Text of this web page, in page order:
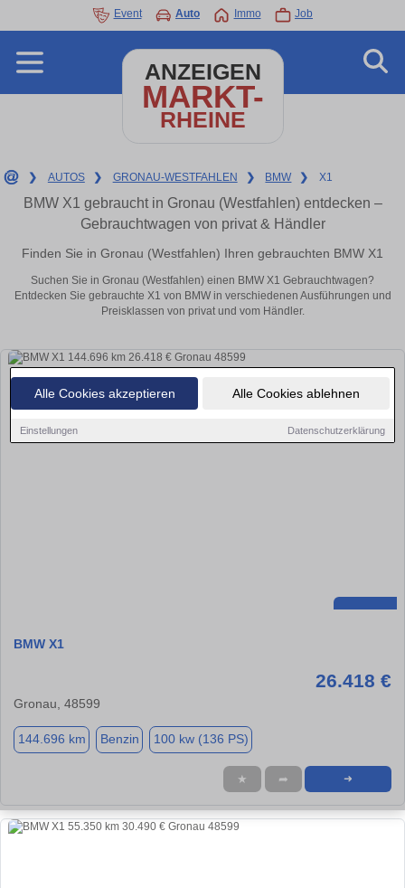
Alle Cookies akzeptieren Alle Cookies ablehnen
Einstellungen Datenschutzerklärung
Event Auto Immo Job
ANZEIGEN
MARKT-
RHEINE
❯ AUTOS ❯ GRONAU-WESTFAHLEN ❯ BMW ❯ X1
BMW X1 gebraucht in Gronau (Westfahlen) entdecken –
Gebrauchtwagen von privat & Händler
Finden Sie in Gronau (Westfahlen) Ihren gebrauchten BMW X1
Suchen Sie in Gronau (Westfahlen) einen BMW X1 Gebrauchtwagen?
Entdecken Sie gebrauchte X1 von BMW in verschiedenen Ausführungen und
Preisklassen von privat und vom Händler.
BMW X1
26.418 €
Gronau, 48599
144.696 km Benzin 100 kw (136 PS)
★ ➦ ➜